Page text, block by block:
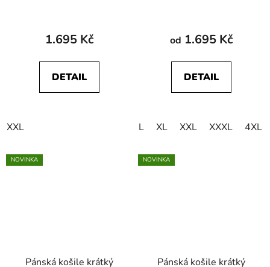
1.695 Kč
DETAIL
XXL
od 1.695 Kč
DETAIL
L XL XXL XXXL 4XL
NOVINKA
Pánská košile krátký
NOVINKA
Pánská košile krátký